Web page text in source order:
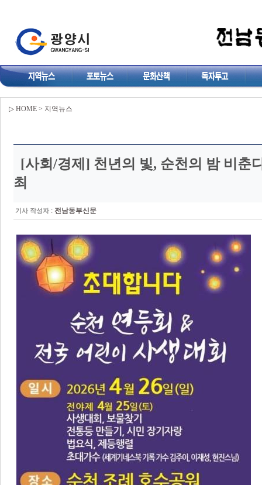
▷ HOME > 지역뉴스
[사회/경제] 천년의 빛, 순천의 밤 비춘
최
기사 작성자 : 전남동부신문